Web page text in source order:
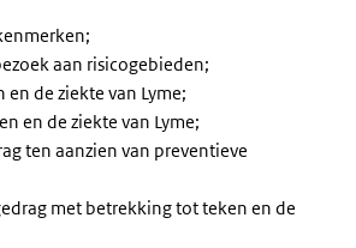
aan risicogebieden;
en de ziekte van Lyme;
en de ziekte van Lyme;
ten aanzien van preventieve
met betrekking tot teken en de